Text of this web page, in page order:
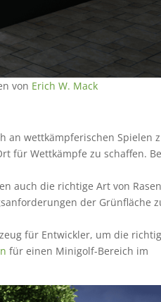
von Erich W. Mack
an wettkämpferischen Spielen
für Wettkämpfe zu schaffen.
auch die richtige Art von
der Grünfläche
für Entwickler, um die
für einen Minigolf-Bereich im